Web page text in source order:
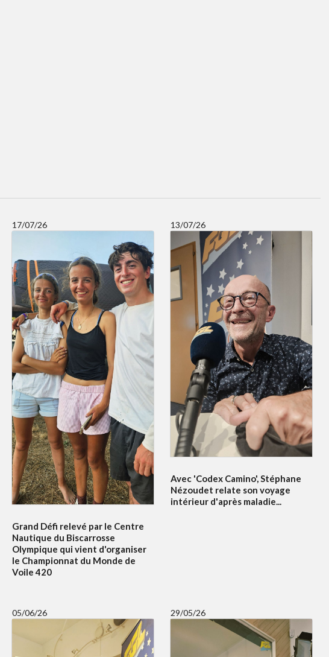
17/07/26
Grand Défi relevé par le Centre
Nautique du Biscarrosse
Olympique qui vient d'organiser
le Championnat du Monde de
Voile 420
13/07/26
Avec 'Codex Camino', Stéphane
Nézoudet relate son voyage
intérieur d'après maladie...
05/06/26 29/05/26